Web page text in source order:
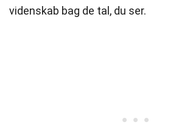
videnskab bag de tal, du ser.